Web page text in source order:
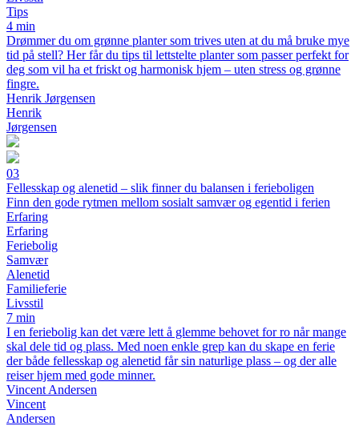
Tips
4 min
Drømmer du om grønne planter som trives uten at du må bruke mye
tid på stell? Her får du tips til lettstelte planter som passer perfekt for
deg som vil ha et friskt og harmonisk hjem – uten stress og grønne
fingre.
Henrik Jørgensen
Henrik
Jørgensen
03
Fellesskap og alenetid – slik finner du balansen i ferieboligen
Finn den gode rytmen mellom sosialt samvær og egentid i ferien
Erfaring
Erfaring
Feriebolig
Samvær
Alenetid
Familieferie
Livsstil
7 min
I en feriebolig kan det være lett å glemme behovet for ro når mange
skal dele tid og plass. Med noen enkle grep kan du skape en ferie
der både fellesskap og alenetid får sin naturlige plass – og der alle
reiser hjem med gode minner.
Vincent Andersen
Vincent
Andersen